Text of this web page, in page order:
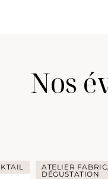
Nos
ATELIER
DÉGUSTATION